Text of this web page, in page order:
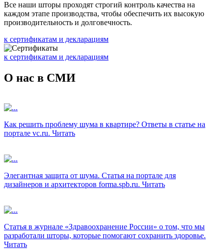
Все наши шторы проходят строгий контроль качества на
каждом этапе производства, чтобы обеспечить их высокую
производительность и долговечность.
к сертификатам и декларациям
к сертификатам и декларациям
О нас в СМИ
Как решить проблему шума в квартире? Ответы в статье на
портале vc.ru. Читать
Элегантная защита от шума. Статья на портале для
дизайнеров и архитекторов forma.spb.ru. Читать
Статья в журнале «Здравоохранение России» о том, что мы
разработали шторы, которые помогают сохранить здоровье.
Читать